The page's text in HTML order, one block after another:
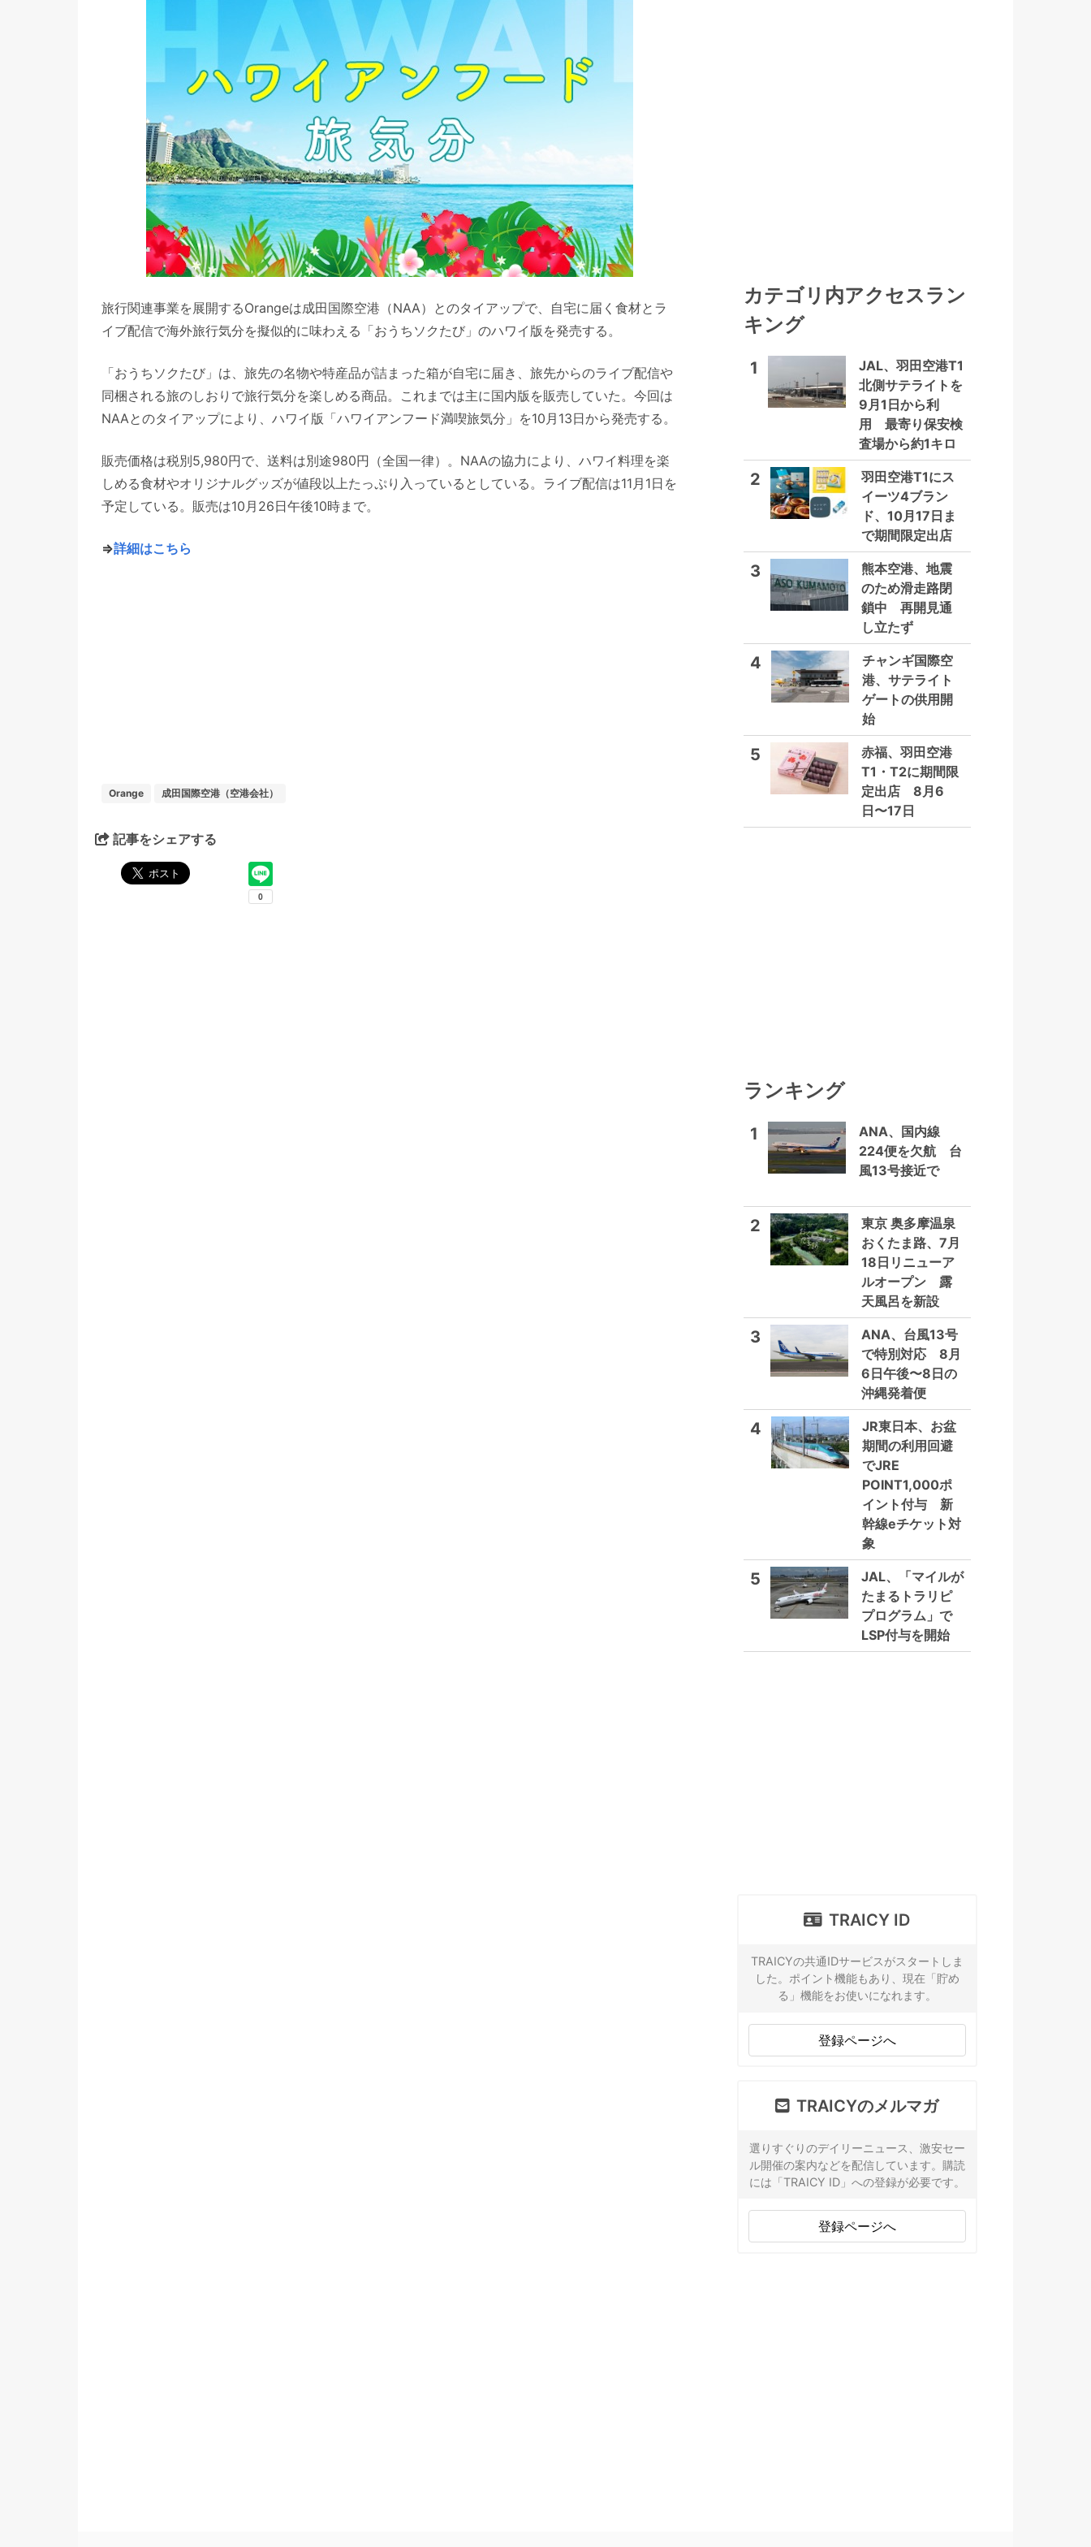
旅行関連事業を展開するOrangeは成田国際空港（NAA）とのタイアップで、自宅に届く食材とラ
イブ配信で海外旅行気分を擬似的に味わえる「おうちソクたび」のハワイ版を発売する。
「おうちソクたび」は、旅先の名物や特産品が詰まった箱が自宅に届き、旅先からのライブ配信や
同梱される旅のしおりで旅行気分を楽しめる商品。これまでは主に国内版を販売していた。今回は
NAAとのタイアップにより、ハワイ版「ハワイアンフード満喫旅気分」を10月13日から発売する。
販売価格は税別5,980円で、送料は別途980円（全国一律）。NAAの協力により、ハワイ料理を楽
しめる食材やオリジナルグッズが値段以上たっぷり入っているとしている。ライブ配信は11月1日を
予定している。販売は10月26日午後10時まで。
⇒詳細はこちら
Orange 成田国際空港（空港会社）
記事をシェアする
カテゴリ内アクセスラン
キング
1
JAL、羽田空港T1
北側サテライトを
9月1日から利
用 最寄り保安検
査場から約1キロ
2
羽田空港T1にス
イーツ4ブラン
ド、10月17日ま
で期間限定出店
3
熊本空港、地震
のため滑走路閉
鎖中 再開見通
し立たず
4
チャンギ国際空
港、サテライト
ゲートの供用開
始
5
赤福、羽田空港
T1・T2に期間限
定出店 8月6
日〜17日
ランキング
1
ANA、国内線
224便を欠航 台
風13号接近で
2
東京 奥多摩温泉
おくたま路、7月
18日リニューア
ルオープン 露
天風呂を新設
3
ANA、台風13号
で特別対応 8月
6日午後〜8日の
沖縄発着便
4
JR東日本、お盆
期間の利用回避
でJRE
POINT1,000ポ
イント付与 新
幹線eチケット対
象
5
JAL、「マイルが
たまるトラリピ
プログラム」で
LSP付与を開始
TRAICY ID
TRAICYの共通IDサービスがスタートしま
した。ポイント機能もあり、現在「貯め
る」機能をお使いになれます。
登録ページへ
TRAICYのメルマガ
選りすぐりのデイリーニュース、激安セー
ル開催の案内などを配信しています。購読
には「TRAICY ID」への登録が必要です。
登録ページへ